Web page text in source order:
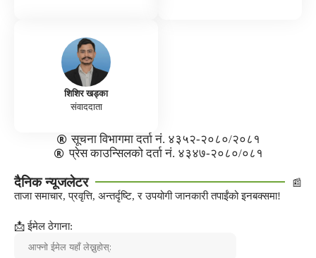
शिशिर खड्का
संवाददाता
सूचना विभागमा दर्ता नं. ४३५२-२०८०/२०८१
प्रेस काउन्सिलको दर्ता नं. ४३४७-२०८०/०८१
दैनिक न्यूजलेटर
📰
ताजा समाचार, प्रवृत्ति, अन्तर्दृष्टि, र उपयोगी जानकारी तपाईंको इनबक्समा!
📩 ईमेल ठेगाना: